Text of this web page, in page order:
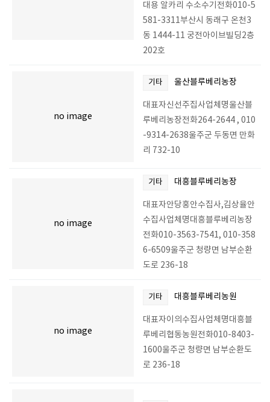
대용 알카리 수소수기전화010-5
581-3311부산시 동래구 온천3
동 1444-11 궁전아이브빌딩2층
202호
no image
기타 울산블루베리농장
대표자신선주집사업체명울산블
루베리농장전화264-2644 , 010
-9314-2638울주군 두동면 만화
리 732-10
no image
기타 대흥블루베리농장
대표자안당홍안수집사,김상율안
수집사업체명대흥블루베리농장
전화010-3563-7541, 010-358
6-6509울주군 청량면 남부순환
도로 236-18
no image
기타 대흥블루베리농원
대표자이의수집사업체명대흥블
루베리협동농원전화010-8403-
1600울주군 청량면 남부순환도
로 236-18